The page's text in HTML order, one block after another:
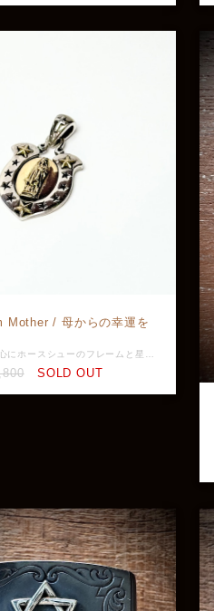
Mother / 母からの幸運を
聖母マリアを中心にホースシューのフレームと星が大小合わせて11個もデザインされているペンダント。 11という数字はエンジェルナンバーで「マスターナンバー」と呼ばれ、直感力・感受性・スピリチュアルな才能を象徴し、革新・新たな始まりを意味します。 何かを始めたい時や現状を変えたい時、そんな瞬間をこのペンダントと共に挑む、または迎えてみてはいかがでしょうか？ チェーンは付属しません。 素材：Silver925、真鍮 全長：約34.0mm (バチカン込み) 横幅：約19.5mm 最大幅：約2.9mm 重量：約6.6g ※画像と実物で色具合が異なって見える場合がございますがご了承ください。 ※店頭展示品のため販売済みの場合はキャンセルとなりますがご了承ください。 ※ラッピングをご希望の方はラッピング欄からBOXをお選びください。 GVPD166
SOLD OUT